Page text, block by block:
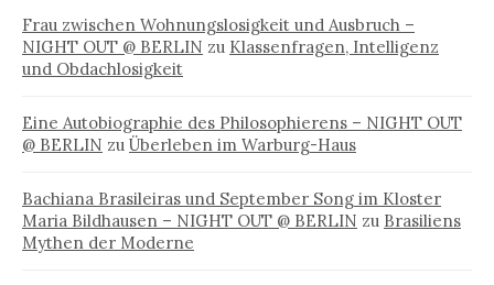
Frau zwischen Wohnungslosigkeit und Ausbruch –
NIGHT OUT @ BERLIN zu Klassenfragen, Intelligenz
und Obdachlosigkeit
Eine Autobiographie des Philosophierens – NIGHT OUT
@ BERLIN zu Überleben im Warburg-Haus
Bachiana Brasileiras und September Song im Kloster
Maria Bildhausen – NIGHT OUT @ BERLIN zu Brasiliens
Mythen der Moderne